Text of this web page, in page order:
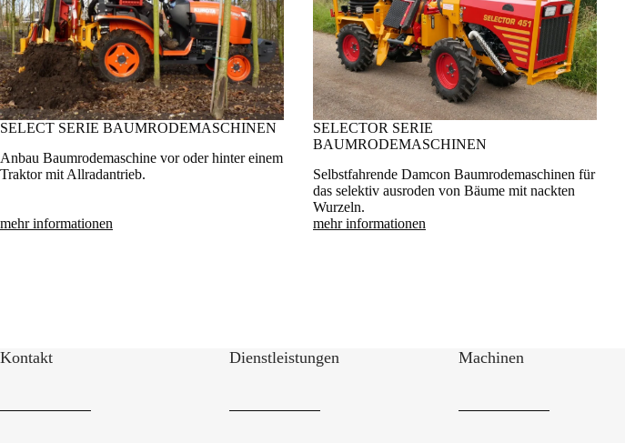
SELECT SERIE BAUMRODEMASCHINEN
Anbau Baumrodemaschine vor oder hinter einem
Traktor mit Allradantrieb.
mehr informationen
SELECTOR SERIE
BAUMRODEMASCHINEN
Selbstfahrende Damcon Baumrodemaschinen für
das selektiv ausroden von Bäume mit nackten
Wurzeln.
mehr informationen
Kontakt Dienstleistungen Machinen